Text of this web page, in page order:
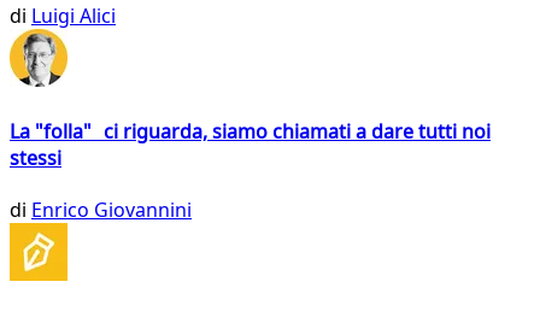
di Luigi Alici
La "folla" ci riguarda, siamo chiamati a dare tutti noi
stessi
di Enrico Giovannini